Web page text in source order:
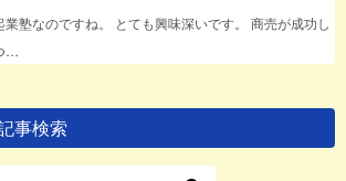
業塾なのですね。 とても興味深いです。 商売が成功し
…
事検索